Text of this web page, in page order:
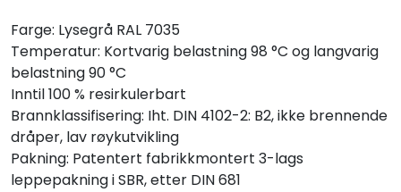
Farge: Lysegrå RAL 7035
Temperatur: Kortvarig belastning 98 °C og langvarig
belastning 90 °C
Inntil 100 % resirkulerbart
Brannklassifisering: Iht. DIN 4102-2: B2, ikke brennende
dråper, lav røykutvikling
Pakning: Patentert fabrikkmontert 3-lags
leppepakning i SBR, etter DIN 681